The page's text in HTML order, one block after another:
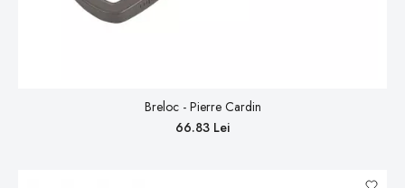
Breloc - Pierre Cardin
66.83 Lei